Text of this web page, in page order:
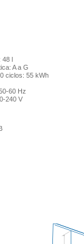
48 l
A a G
ciclos: 55 kWh
60 Hz
240 V